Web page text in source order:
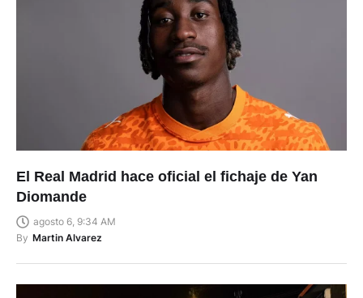
El Real Madrid hace oficial el fichaje de Yan
Diomande
agosto 6, 9:34 AM
By
Martin Alvarez